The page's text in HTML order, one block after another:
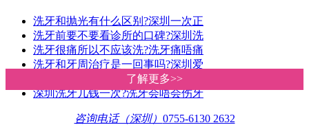
了解更多>>
了解更多>>
洗牙和抛光有什么区别?深圳一次正
洗牙前要不要看诊所的口碑?深圳洗
洗牙很痛所以不应该洗?洗牙痛唔痛
洗牙和牙周治疗是一回事吗?深圳爱
深圳洗牙价钱|爱康健洗牙收费明细
深圳洗牙几钱一次?洗牙会唔会伤牙
咨询电话（深圳） 0755-6130 2632